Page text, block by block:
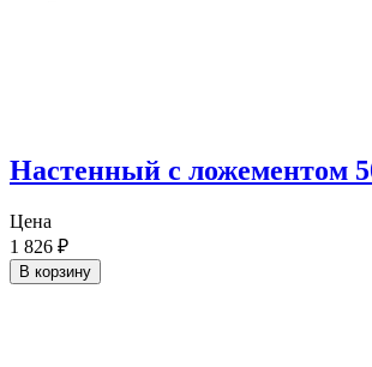
Настенный с ложементом
Цена
1 826 ₽
В корзину